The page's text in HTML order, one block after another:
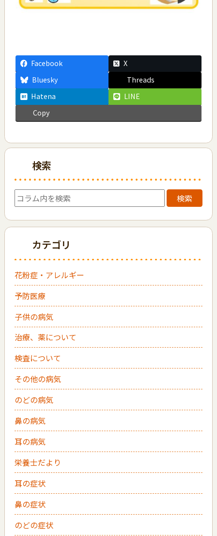
Facebook
X
Bluesky
Threads
Hatena
LINE
Copy
検索
検索
カテゴリ
花粉症・アレルギー
予防医療
子供の病気
治療、薬について
検査について
その他の病気
のどの病気
鼻の病気
耳の病気
栄養士だより
耳の症状
鼻の症状
のどの症状